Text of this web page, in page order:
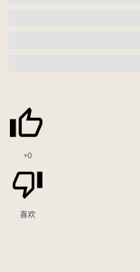
+0
喜欢